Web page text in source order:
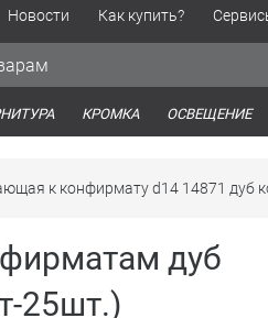
Новости Как купить?
КРОМКА ОСВЕЩЕНИЕ
к конфирмату d14 14871 дуб
дуб
25шт.)